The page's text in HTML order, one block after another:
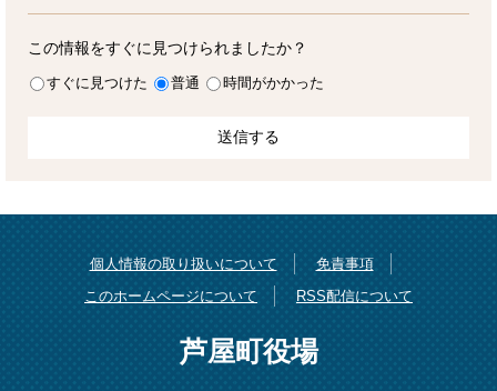
この情報をすぐに見つけられましたか？
すぐに見つけた 普通 時間がかかった
個人情報の取り扱いについて
免責事項
このホームページについて
RSS配信について
芦屋町役場